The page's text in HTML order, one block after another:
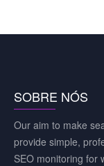
SOBRE NÓS
Our aim to make
provide simple,
SEO monitoring for